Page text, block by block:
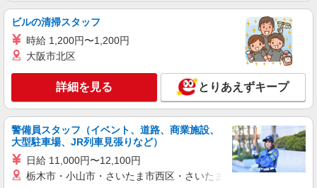
キープ 詳細を見る
派遣社員
株式会社パソナ・東京キャリアセンター/KT6001178932
NEW
一般事務
月給258200円 ★交通費規定に基づき交通費支
給
東京都中央区（都営浅草線東日本橋駅）
キープ 詳細を見る
ビルの清掃スタッフ
時給 1,200円〜1,200円
大阪市北区
詳細を見る とりあえずキープ
警備員スタッフ（イベント、道路、商業施設、
大型駐車場、JR列車見張りなど）
日給 11,000円〜12,100円
栃木市・小山市・さいたま市西区・さいたま市岩槻区・久喜市・